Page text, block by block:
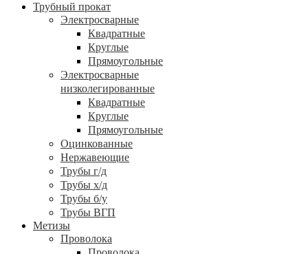
Трубный прокат
Электросварные
Квадратные
Круглые
Прямоугольные
Электросварные
низколегированные
Квадратные
Круглые
Прямоугольные
Оцинкованные
Нержавеющие
Трубы г/д
Трубы х/д
Трубы б/у
Трубы ВГП
Метизы
Проволока